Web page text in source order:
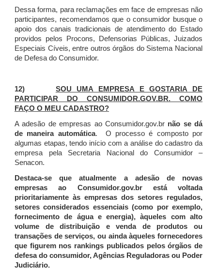
Dessa forma, para reclamações em face de empresas não
participantes, recomendamos que o consumidor busque o
apoio dos canais tradicionais de atendimento do Estado
providos pelos Procons, Defensorias Públicas, Juizados
Especiais Cíveis, entre outros órgãos do Sistema Nacional
de Defesa do Consumidor.
12) SOU UMA EMPRESA E GOSTARIA DE
PARTICIPAR DO CONSUMIDOR.GOV.BR. COMO
FAÇO O MEU CADASTRO?
A adesão de empresas ao Consumidor.gov.br não se dá
de maneira automática. O processo é composto por
algumas etapas, tendo início com a análise do cadastro da
empresa pela Secretaria Nacional do Consumidor –
Senacon.
Destaca-se que atualmente a adesão de novas
empresas ao Consumidor.gov.br está voltada
prioritariamente às empresas dos setores regulados,
setores considerados essenciais (como por exemplo,
fornecimento de água e energia), àqueles com alto
volume de distribuição e venda de produtos ou
transações de serviços, ou ainda àqueles fornecedores
que figurem nos rankings publicados pelos órgãos de
defesa do consumidor, Agências Reguladoras ou Poder
Judiciário.